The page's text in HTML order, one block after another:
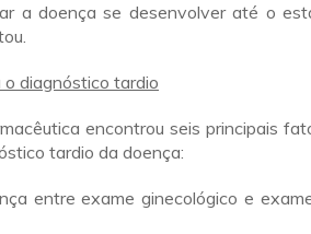
a doença se desenvolver até o
diagnóstico tardio
encontrou seis principais
tardio da doença:
entre exame ginecológico e